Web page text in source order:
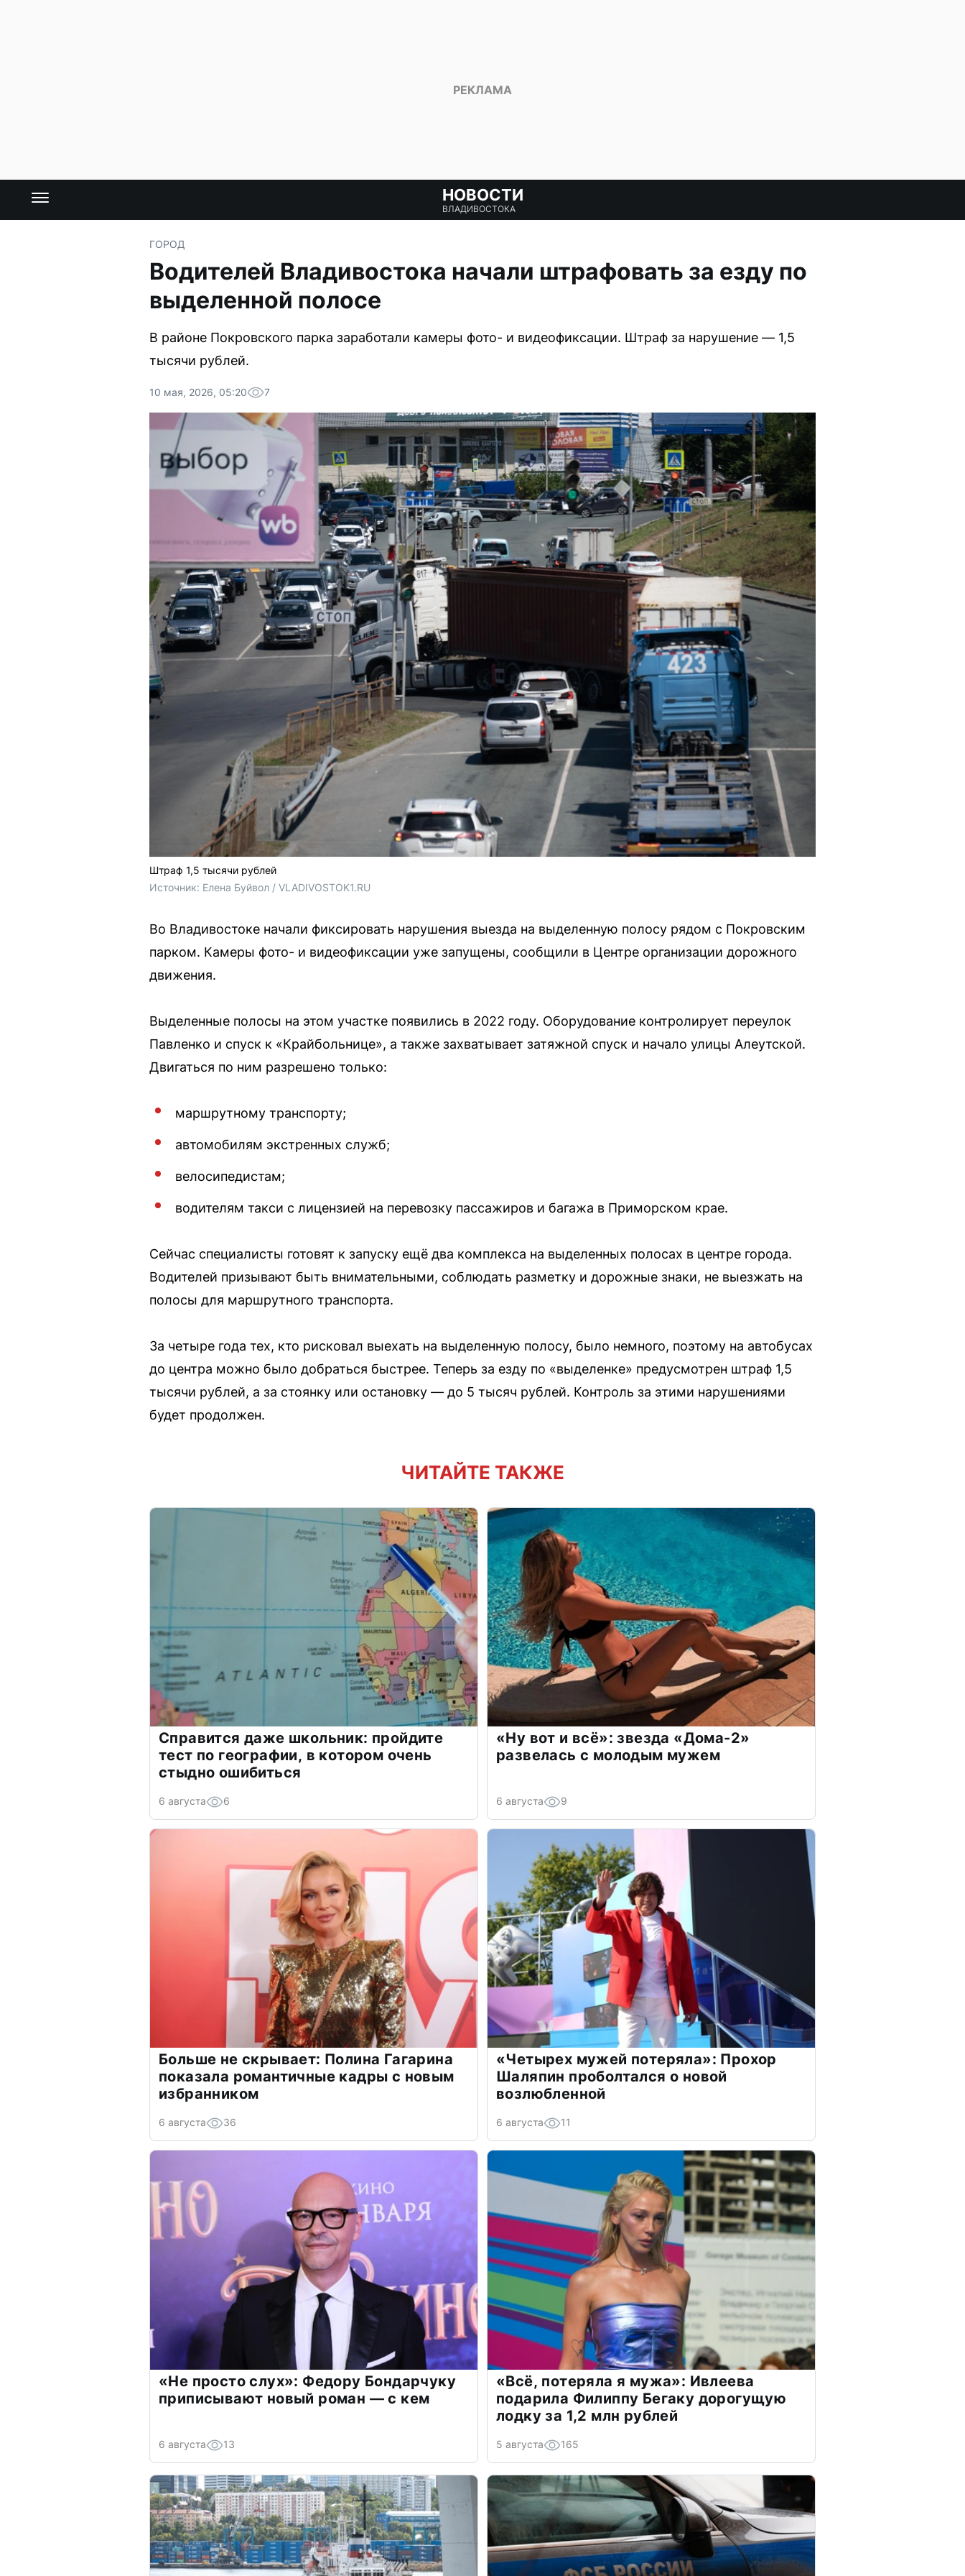
НОВОСТИ
ВЛАДИВОСТОКА
ГОРОД
Водителей Владивостока начали штрафовать за езду по
выделенной полосе
В районе Покровского парка заработали камеры фото- и видеофиксации. Штраф за нарушение — 1,5
тысячи рублей.
10 мая, 2026, 05:20 7
Штраф 1,5 тысячи рублей
Источник: Елена Буйвол / VLADIVOSTOK1.RU
Во Владивостоке начали фиксировать нарушения выезда на выделенную полосу рядом с Покровским
парком. Камеры фото- и видеофиксации уже запущены, сообщили в Центре организации дорожного
движения.
Выделенные полосы на этом участке появились в 2022 году. Оборудование контролирует переулок
Павленко и спуск к «Крайбольнице», а также захватывает затяжной спуск и начало улицы Алеутской.
Двигаться по ним разрешено только:
маршрутному транспорту;
автомобилям экстренных служб;
велосипедистам;
водителям такси с лицензией на перевозку пассажиров и багажа в Приморском крае.
Сейчас специалисты готовят к запуску ещё два комплекса на выделенных полосах в центре города.
Водителей призывают быть внимательными, соблюдать разметку и дорожные знаки, не выезжать на
полосы для маршрутного транспорта.
За четыре года тех, кто рисковал выехать на выделенную полосу, было немного, поэтому на автобусах
до центра можно было добраться быстрее. Теперь за езду по «выделенке» предусмотрен штраф 1,5
тысячи рублей, а за стоянку или остановку — до 5 тысяч рублей. Контроль за этими нарушениями
будет продолжен.
ЧИТАЙТЕ ТАКЖЕ
Справится даже школьник: пройдите
тест по географии, в котором очень
стыдно ошибиться
6 августа 6
«Ну вот и всё»: звезда «Дома-2»
развелась с молодым мужем
6 августа 9
Больше не скрывает: Полина Гагарина
показала романтичные кадры с новым
избранником
6 августа 36
«Четырех мужей потеряла»: Прохор
Шаляпин проболтался о новой
возлюбленной
6 августа 11
«Не просто слух»: Федору Бондарчуку
приписывают новый роман — с кем
6 августа 13
«Всё, потеряла я мужа»: Ивлеева
подарила Филиппу Бегаку дорогущую
лодку за 1,2 млн рублей
5 августа 165